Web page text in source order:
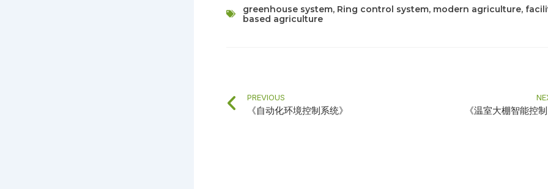
greenhouse system, Ring control system, modern agriculture,
based agriculture
PREVIOUS
《自动化环境控制系统》 《温室大棚智能控制